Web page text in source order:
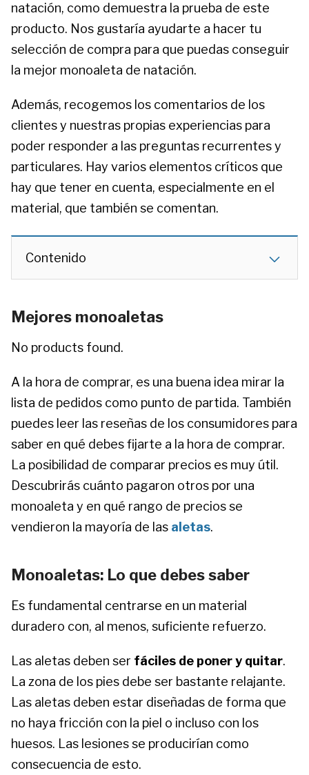
natación, como demuestra la prueba de este
producto. Nos gustaría ayudarte a hacer tu
selección de compra para que puedas conseguir
la mejor monoaleta de natación.
Además, recogemos los comentarios de los
clientes y nuestras propias experiencias para
poder responder a las preguntas recurrentes y
particulares. Hay varios elementos críticos que
hay que tener en cuenta, especialmente en el
material, que también se comentan.
Contenido
Mejores monoaletas
No products found.
A la hora de comprar, es una buena idea mirar la
lista de pedidos como punto de partida. También
puedes leer las reseñas de los consumidores para
saber en qué debes fijarte a la hora de comprar.
La posibilidad de comparar precios es muy útil.
Descubrirás cuánto pagaron otros por una
monoaleta y en qué rango de precios se
vendieron la mayoría de las aletas.
Monoaletas: Lo que debes saber
Es fundamental centrarse en un material
duradero con, al menos, suficiente refuerzo.
Las aletas deben ser fáciles de poner y quitar.
La zona de los pies debe ser bastante relajante.
Las aletas deben estar diseñadas de forma que
no haya fricción con la piel o incluso con los
huesos. Las lesiones se producirían como
consecuencia de esto.